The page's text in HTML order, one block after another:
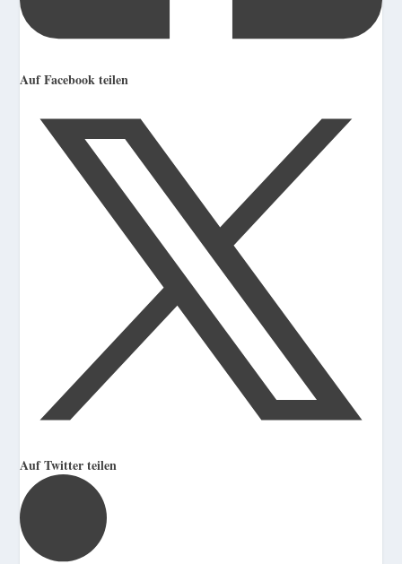
Auf Facebook teilen
Auf Twitter teilen